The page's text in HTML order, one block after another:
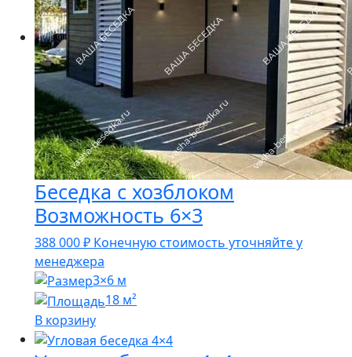
Беседка с хозблоком
Возможность 6×3
388 000₽ Конечную стоимость уточняйте у
менеджера
3×6 м
18 м²
В корзину